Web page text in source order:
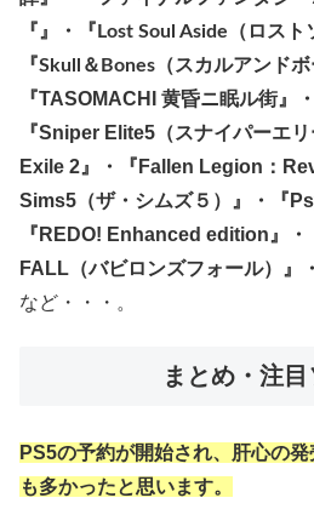
『』・『Lost Soul Aside（ロスト
『Skull＆Bones（スカルアンドボ
『TASOMACHI 黄昏ニ眠ル街』
『Sniper Elite5（スナイパーエ
Exile 2』・『Fallen Legion：
Sims5（ザ・シムズ５）』・『
『REDO! Enhanced edition』・
FALL（バビロンズフォール）』
など・・・。
まとめ・注目
PS5の予約が開始され、肝心の
も多かったと思います。